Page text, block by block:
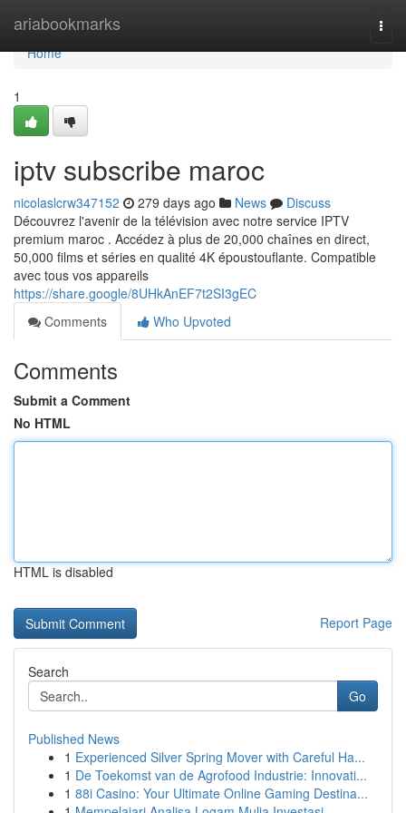
ariabookmarks
Home
Home
1
iptv subscribe maroc
nicolaslcrw347152 279 days ago News
Discuss
Découvrez l'avenir de la télévision avec notre service IPTV
premium maroc . Accédez à plus de 20,000 chaînes en direct,
50,000 films et séries en qualité 4K époustouflante. Compatible
avec tous vos appareils
https://share.google/8UHkAnEF7t2SI3gEC
Comments
Who Upvoted
Comments
Submit a Comment
No HTML
HTML is disabled
Report Page
Search
Go
Published News
1 Experienced Silver Spring Mover with Careful Ha...
1 De Toekomst van de Agrofood Industrie: Innovati...
1 88i Casino: Your Ultimate Online Gaming Destina...